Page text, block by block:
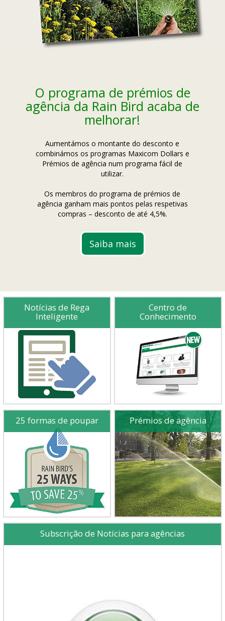
O programa de prémios de
agência da Rain Bird acaba de
melhorar!
Aumentámos o montante do desconto e
combinámos os programas Maxicom Dollars e
Prémios de agência num programa fácil de
utilizar.
Os membros do programa de prémios de
agência ganham mais pontos pelas respetivas
compras – desconto de até 4,5%.
Saiba mais
Notícias de Rega
Inteligente
Centro de
Conhecimento
25 formas de poupar Prémios de agência
Subscrição de Notícias para agências